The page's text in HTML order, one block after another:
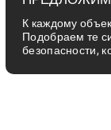
К каждому
Подобраем те
безопасности,